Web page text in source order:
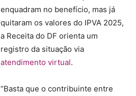
enquadram no benefício, mas já
quitaram os valores do IPVA 2025,
a Receita do DF orienta um
registro da situação via
atendimento virtual.
“Basta que o contribuinte entre